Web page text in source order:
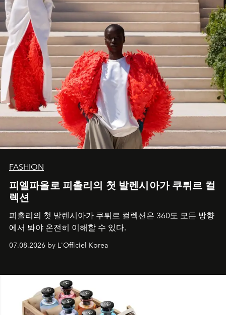
FASHION
피엘파올로 피촐리의 첫 발렌시아가 쿠튀르 컬
렉션
피촐리의 첫 발렌시아가 쿠튀르 컬렉션은 360도 모든 방향
에서 봐야 온전히 이해할 수 있다.
07.08.2026 by L'Officiel Korea